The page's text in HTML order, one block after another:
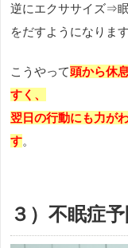
逆にエクササイズ⇒
をだすようになります
こうやって頭から休
すく、
翌日の行動にも力が
す。
３）不眠症